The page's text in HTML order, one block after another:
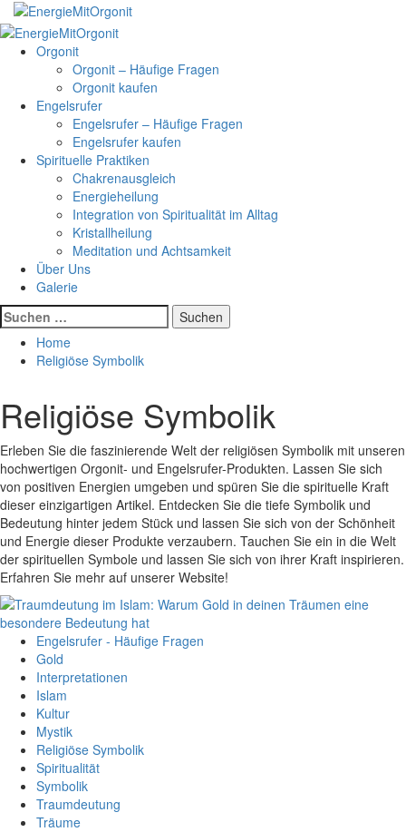
Skip
to
content
Primary
Menu Orgonit
Orgonit – Häufige Fragen
Orgonit kaufen
Engelsrufer
Engelsrufer – Häufige Fragen
Engelsrufer kaufen
Spirituelle Praktiken
Chakrenausgleich
Energieheilung
Integration von Spiritualität im Alltag
Kristallheilung
Meditation und Achtsamkeit
Über Uns
Galerie
Suchen
nach:
Home
Religiöse Symbolik
Religiöse Symbolik
Erleben Sie die faszinierende Welt der religiösen Symbolik mit unseren
hochwertigen Orgonit- und Engelsrufer-Produkten. Lassen Sie sich
von positiven Energien umgeben und spüren Sie die spirituelle Kraft
dieser einzigartigen Artikel. Entdecken Sie die tiefe Symbolik und
Bedeutung hinter jedem Stück und lassen Sie sich von der Schönheit
und Energie dieser Produkte verzaubern. Tauchen Sie ein in die Welt
der spirituellen Symbole und lassen Sie sich von ihrer Kraft inspirieren.
Erfahren Sie mehr auf unserer Website!
Engelsrufer - Häufige Fragen
Gold
Interpretationen
Islam
Kultur
Mystik
Religiöse Symbolik
Spiritualität
Symbolik
Traumdeutung
Träume